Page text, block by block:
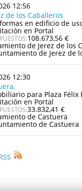
12:56
de los Caballeros
en edificio de
en Portal
108.673,56 €
de Jerez de los
de Jerez de
12:30
para Plaza Félix
en Portal
33.832,41 €
de Castuera
de Castuera